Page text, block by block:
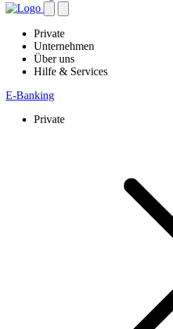
Private
Unternehmen
Über uns
Hilfe & Services
E-Banking
Private